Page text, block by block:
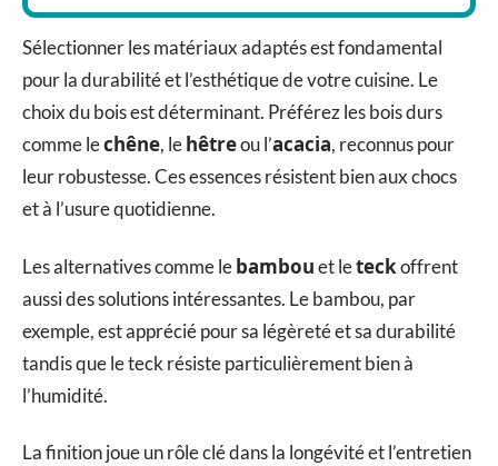
Sélectionner les matériaux adaptés est fondamental
pour la durabilité et l’esthétique de votre cuisine. Le
choix du bois est déterminant. Préférez les bois durs
comme lechêne, lehêtreou l’acacia, reconnus pour
leur robustesse. Ces essences résistent bien aux chocs
et à l’usure quotidienne.
Les alternatives comme lebambouet leteckoffrent
aussi des solutions intéressantes. Le bambou, par
exemple, est apprécié pour sa légèreté et sa durabilité
tandis que le teck résiste particulièrement bien à
l’humidité.
La finition joue un rôle clé dans la longévité et l’entretien